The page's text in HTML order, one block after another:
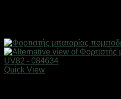
Quick View